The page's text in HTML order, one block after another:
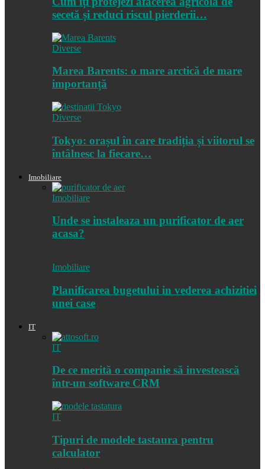
secetă și reduci riscul pierderii…
Diverse
Marea Barents: o mare arctică de mare
importanță
Diverse
Tokyo: orașul în care tradiția și viitorul se
întâlnesc la fiecare…
Imobiliare
Imobiliare
Unde se instaleaza un purificator de aer
acasa?
Imobiliare
Planificarea bugetului in vederea achizitiei
unei case
IT
IT
De ce merită o companie să investească
într-un software CRM
IT
Tipuri de modele tastaura pentru
calculator